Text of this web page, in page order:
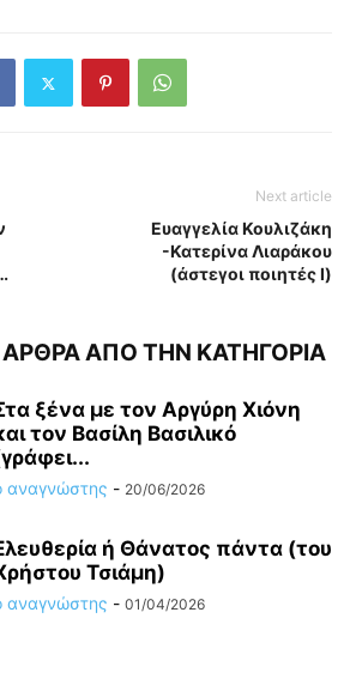
Next article
Ευαγγελία Κουλιζάκη
-Κατερίνα Λιαράκου
(άστεγοι ποιητές Ι)
ΑΡΘΡΑ ΑΠΟ ΤΗΝ ΚΑΤΗΓΟΡΙΑ
ξένα με τον Αργύρη Χιόνη
τον Βασίλη Βασιλικό
αναγνώστης - 20/06/2026
ή Θάνατος πάντα (του
Τσιάμη)
αναγνώστης - 01/04/2026